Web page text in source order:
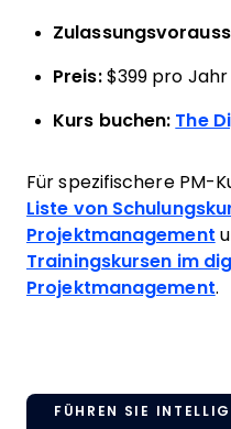
Preis:$399 pro Jahr
Kurs buchen: The
Für spezifischere PM-
Liste von
Projektmanagement
Trainingskursen im
Projektmanagement.
FÜHREN SIE